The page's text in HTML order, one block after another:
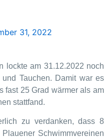
31, 2022
lockte am 31.12.2022 noch
Tauchen. Damit war es
fast 25 Grad wärmer als am
stattfand.
zu verdanken, dass 8
Schwimmvereinen